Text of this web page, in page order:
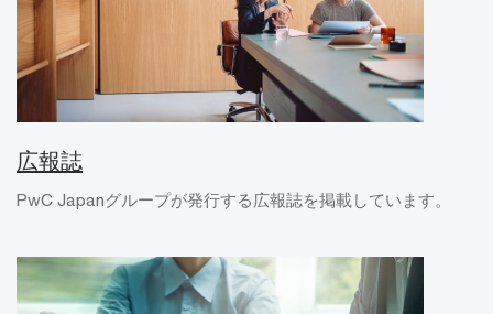
広報誌
PwC Japanグループが発行する広報誌を掲載しています。